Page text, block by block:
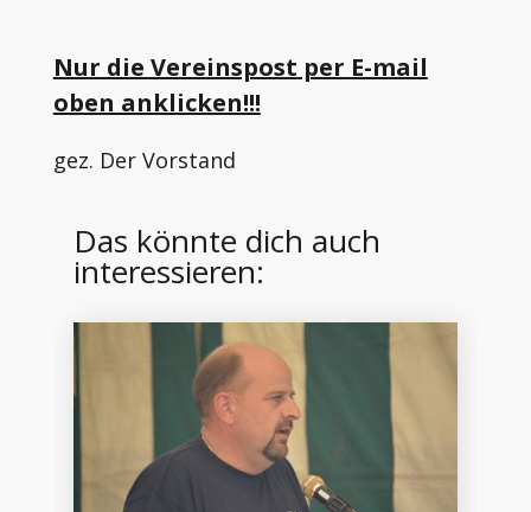
Nur die Vereinspost per E-mail
oben anklicken!!!
gez. Der Vorstand
Das könnte dich auch
interessieren: